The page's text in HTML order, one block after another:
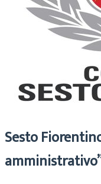
Sesto